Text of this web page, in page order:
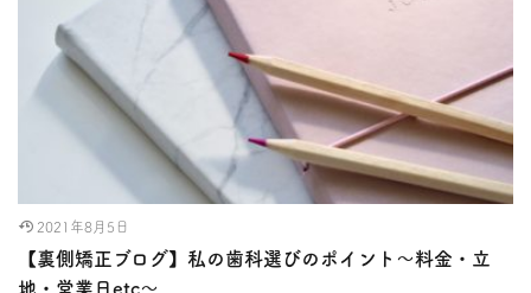
2021年8月5日
【裏側矯正ブログ】私の歯科選びのポイント〜料金・立
地・営業日etc〜